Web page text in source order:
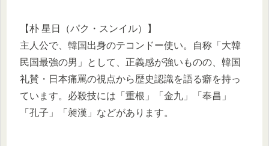
【朴 星日（パク・スンイル）】
主人公で、韓国出身のテコンドー使い。自称「大韓
民国最強の男」として、正義感が強いものの、韓国
礼賛・日本痛罵の視点から歴史認識を語る癖を持っ
ています。必殺技には「重根」「金九」「奉昌」
「孔子」「昶漢」などがあります。